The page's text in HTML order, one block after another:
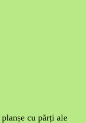
planșe cu părți ale